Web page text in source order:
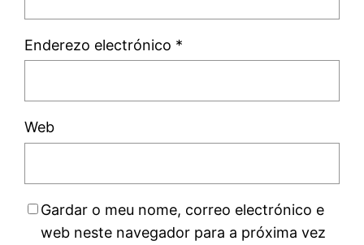
Enderezo electrónico *
Web
Gardar o meu nome, correo electrónico e
web neste navegador para a próxima vez